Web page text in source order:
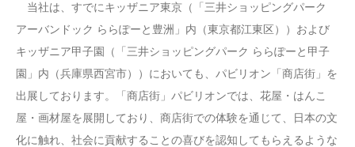
当社は、すでにキッザニア東京（「三井ショッピングパーク
アーバンドック ららぽーと豊洲」内（東京都江東区））および
キッザニア甲子園（「三井ショッピングパーク ららぽーと甲子
園」内（兵庫県西宮市））においても、パビリオン「商店街」を
出展しております。「商店街」パビリオンでは、花屋・はんこ
屋・画材屋を展開しており、商店街での体験を通じて、日本の文
化に触れ、社会に貢献することの喜びを認知してもらえるような